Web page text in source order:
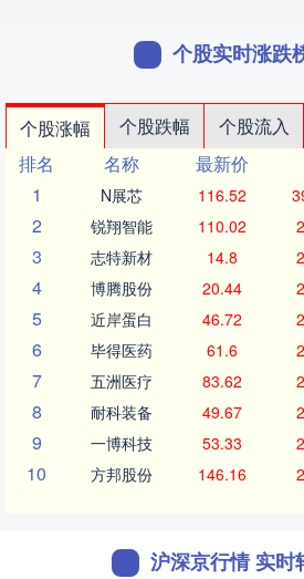
个股实时涨跌
个股涨幅 个股跌幅 个股流入
排名
名称 最新价
1
N展芯 116.52
2 锐翔智能 110.02
3 志特新材 14.8
4 博腾股份 20.44
5 近岸蛋白 46.72
6 毕得医药 61.6
7 五洲医疗 83.62
8 耐科装备 49.67
9 一博科技 53.33
10 方邦股份 146.16
沪深京行情 实时